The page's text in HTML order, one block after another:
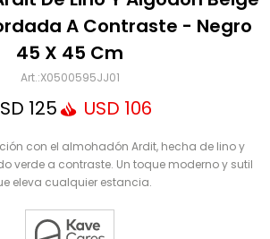
A Contraste - Negro
45 X 45 Cm
X0500595JJ01
125 USD 106
con el almohadón Ardit, hecha de lino y
verde a contraste. Un toque moderno y sutil
eleva cualquier estancia.